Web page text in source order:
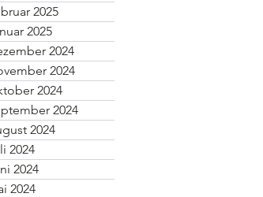
2025
2025
2024
2024
2024
2024
2024
2024
2024
2024